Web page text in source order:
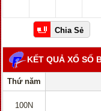
KẾT QUẢ XỔ SỐ
Thứ năm
100N